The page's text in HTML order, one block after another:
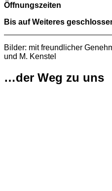
Öffnungszeiten
Bis auf Weiteres
Bilder: mit freundlicher
und M. Kenstel
…der Weg zu uns